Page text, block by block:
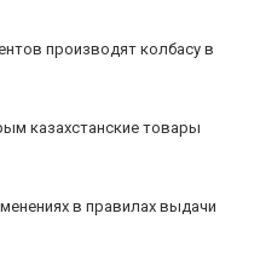
производят колбасу в
казахстанские товары
в правилах выдачи